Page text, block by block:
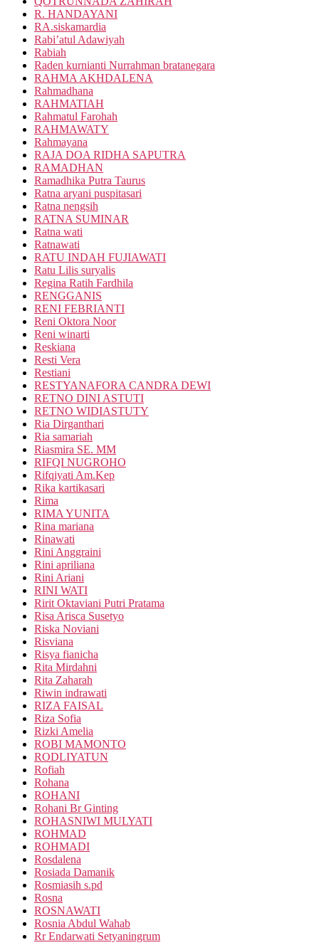
R. HANDAYANI
RA.siskamardia
Rabi’atul Adawiyah
Rabiah
Raden kurnianti Nurrahman bratanegara
RAHMA AKHDALENA
Rahmadhana
RAHMATIAH
Rahmatul Farohah
RAHMAWATY
Rahmayana
RAJA DOA RIDHA SAPUTRA
RAMADHAN
Ramadhika Putra Taurus
Ratna aryani puspitasari
Ratna nengsih
RATNA SUMINAR
Ratna wati
Ratnawati
RATU INDAH FUJIAWATI
Ratu Lilis suryalis
Regina Ratih Fardhila
RENGGANIS
RENI FEBRIANTI
Reni Oktora Noor
Reni winarti
Reskiana
Resti Vera
Restiani
RESTYANAFORA CANDRA DEWI
RETNO DINI ASTUTI
RETNO WIDIASTUTY
Ria Dirganthari
Ria samariah
Riasmira SE. MM
RIFQI NUGROHO
Rifqiyati Am.Kep
Rika kartikasari
Rima
RIMA YUNITA
Rina mariana
Rinawati
Rini Anggraini
Rini apriliana
Rini Ariani
RINI WATI
Ririt Oktaviani Putri Pratama
Risa Arisca Susetyo
Riska Noviani
Risviana
Risya fianicha
Rita Mirdahni
Rita Zaharah
Riwin indrawati
RIZA FAISAL
Riza Sofia
Rizki Amelia
ROBI MAMONTO
RODLIYATUN
Rofiah
Rohana
ROHANI
Rohani Br Ginting
ROHASNIWI MULYATI
ROHMAD
ROHMADI
Rosdalena
Rosiada Damanik
Rosmiasih s.pd
Rosna
ROSNAWATI
Rosnia Abdul Wahab
Rr Endarwati Setyaningrum